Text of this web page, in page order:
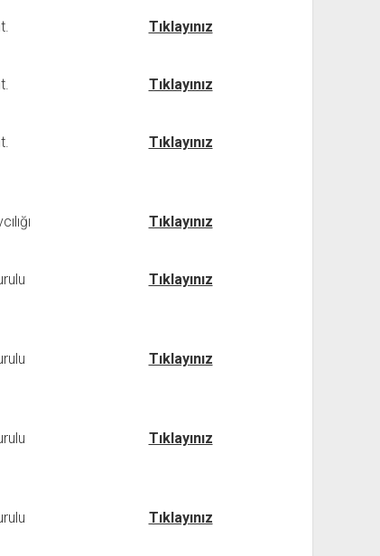
Tıklayınız
Tıklayınız
Tıklayınız
Tıklayınız
Tıklayınız
Tıklayınız
Tıklayınız
Tıklayınız